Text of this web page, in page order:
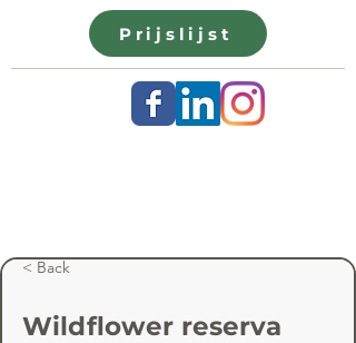
Prijslijst
< Back
Wildflower reserva